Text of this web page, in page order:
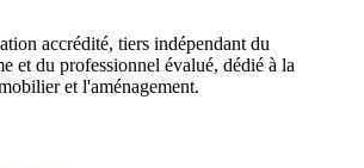
accrédité, tiers indépendant du
et du professionnel évalué, dédié à la
et l'aménagement.